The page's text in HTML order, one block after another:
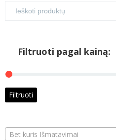
Filtruoti pagal kainą:
Filtruoti
Bet kuris Išmatavimai